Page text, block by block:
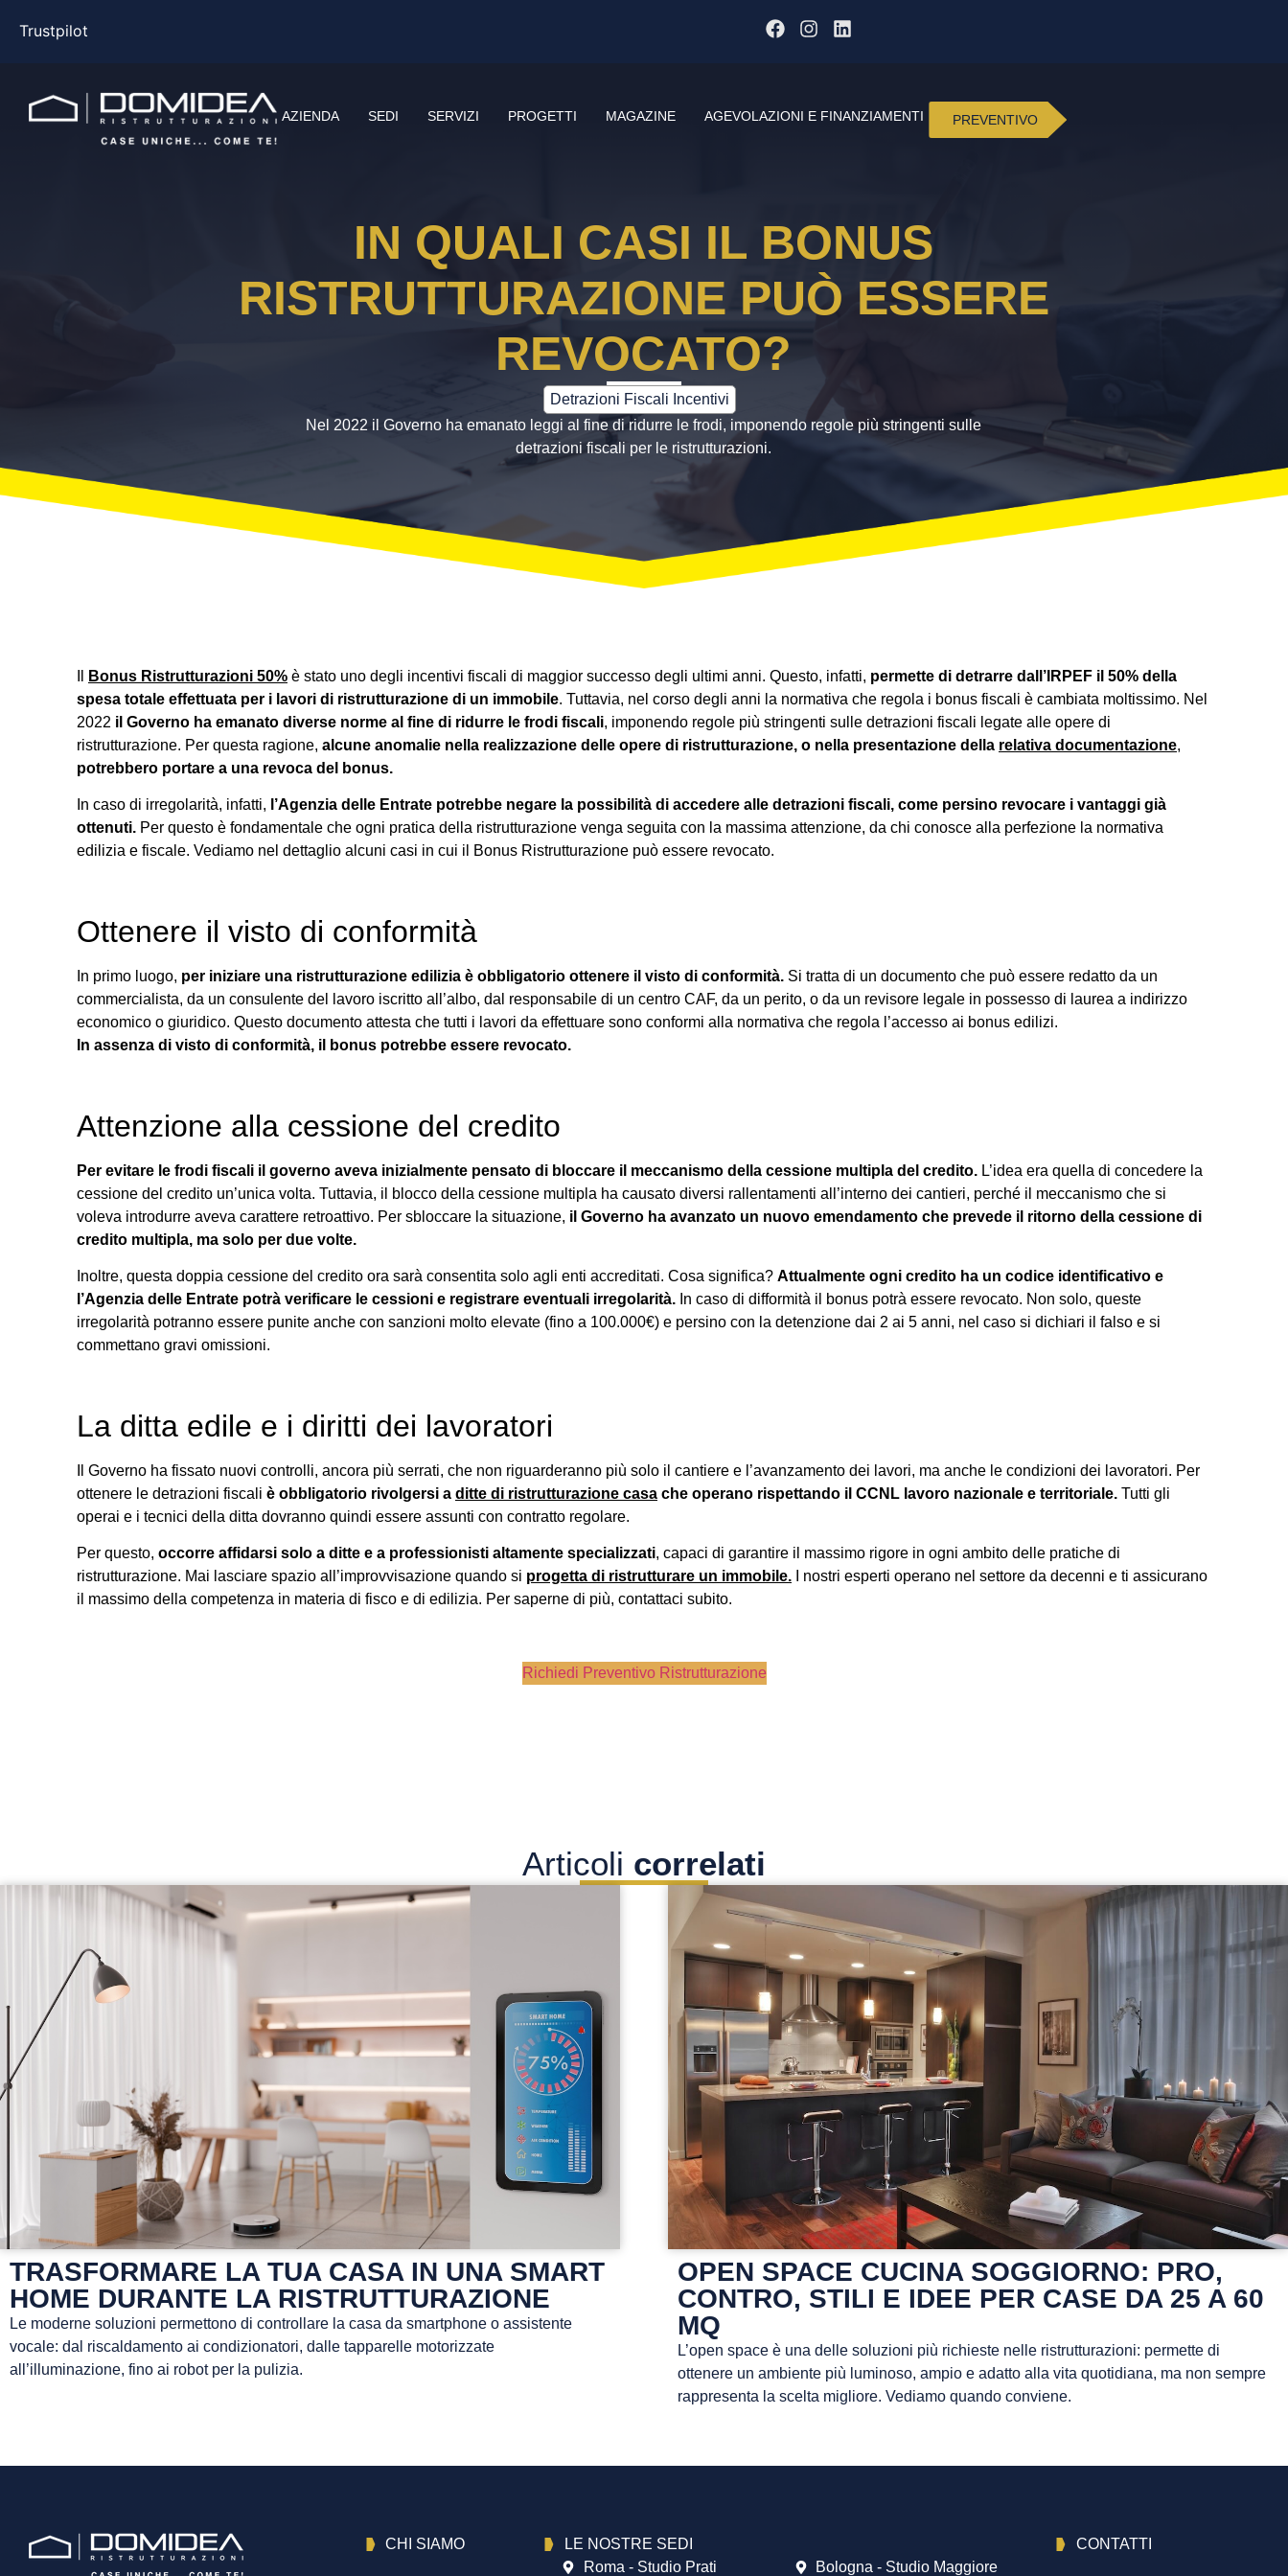
Trustpilot
AZIENDA SEDI SERVIZI PROGETTI MAGAZINE AGEVOLAZIONI E FINANZIAMENTI PREVENTIVO
IN QUALI CASI IL BONUS
RISTRUTTURAZIONE PUÒ ESSERE
REVOCATO?
Detrazioni Fiscali Incentivi
Nel 2022 il Governo ha emanato leggi al fine di ridurre le frodi, imponendo regole più stringenti sulle
detrazioni fiscali per le ristrutturazioni.
Bonus Ristrutturazioni 50% è stato uno degli incentivi fiscali di maggior successo degli ultimi anni. Questo, infatti, permette di detrarre dall’IRPEF il 50% della
spesa totale effettuata per i lavori di ristrutturazione di un immobile. Tuttavia, nel corso degli anni la normativa che regola i bonus fiscali è cambiata moltissimo. Nel
2022 il Governo ha emanato diverse norme al fine di ridurre le frodi fiscali, imponendo regole più stringenti sulle detrazioni fiscali legate alle opere di
ristrutturazione. Per questa ragione, alcune anomalie nella realizzazione delle opere di ristrutturazione, o nella presentazione della relativa documentazione,
potrebbero portare a una revoca del bonus.
In caso di irregolarità, infatti, l’Agenzia delle Entrate potrebbe negare la possibilità di accedere alle detrazioni fiscali, come persino revocare i vantaggi già
ottenuti. Per questo è fondamentale che ogni pratica della ristrutturazione venga seguita con la massima attenzione, da chi conosce alla perfezione la normativa
edilizia e fiscale. Vediamo nel dettaglio alcuni casi in cui il Bonus Ristrutturazione può essere revocato.
Ottenere il visto di conformità
In primo luogo, per iniziare una ristrutturazione edilizia è obbligatorio ottenere il visto di conformità. Si tratta di un documento che può essere redatto da un
commercialista, da un consulente del lavoro iscritto all’albo, dal responsabile di un centro CAF, da un perito, o da un revisore legale in possesso di laurea a indirizzo
economico o giuridico. Questo documento attesta che tutti i lavori da effettuare sono conformi alla normativa che regola l’accesso ai bonus edilizi.
In assenza di visto di conformità, il bonus potrebbe essere revocato.
Attenzione alla cessione del credito
Per evitare le frodi fiscali il governo aveva inizialmente pensato di bloccare il meccanismo della cessione multipla del credito. L’idea era quella di concedere la
cessione del credito un’unica volta. Tuttavia, il blocco della cessione multipla ha causato diversi rallentamenti all’interno dei cantieri, perché il meccanismo che si
voleva introdurre aveva carattere retroattivo. Per sbloccare la situazione, il Governo ha avanzato un nuovo emendamento che prevede il ritorno della cessione di
credito multipla, ma solo per due volte.
Inoltre, questa doppia cessione del credito ora sarà consentita solo agli enti accreditati. Cosa significa? Attualmente ogni credito ha un codice identificativo e
l’Agenzia delle Entrate potrà verificare le cessioni e registrare eventuali irregolarità. In caso di difformità il bonus potrà essere revocato. Non solo, queste
irregolarità potranno essere punite anche con sanzioni molto elevate (fino a 100.000€) e persino con la detenzione dai 2 ai 5 anni, nel caso si dichiari il falso e si
commettano gravi omissioni.
La ditta edile e i diritti dei lavoratori
Il Governo ha fissato nuovi controlli, ancora più serrati, che non riguarderanno più solo il cantiere e l’avanzamento dei lavori, ma anche le condizioni dei lavoratori. Per
ottenere le detrazioni fiscali è obbligatorio rivolgersi a ditte di ristrutturazione casa che operano rispettando il CCNL lavoro nazionale e territoriale. Tutti gli
operai e i tecnici della ditta dovranno quindi essere assunti con contratto regolare.
Per questo, occorre affidarsi solo a ditte e a professionisti altamente specializzati, capaci di garantire il massimo rigore in ogni ambito delle pratiche di
ristrutturazione. Mai lasciare spazio all’improvvisazione quando si progetta di ristrutturare un immobile. I nostri esperti operano nel settore da decenni e ti assicurano
il massimo della competenza in materia di fisco e di edilizia. Per saperne di più, contattaci subito.
Richiedi Preventivo Ristrutturazione
Articoli correlati
TRASFORMARE LA TUA CASA IN UNA SMART
HOME DURANTE LA RISTRUTTURAZIONE
Le moderne soluzioni permettono di controllare la casa da smartphone o assistente
vocale: dal riscaldamento ai condizionatori, dalle tapparelle motorizzate
all’illuminazione, fino ai robot per la pulizia.
OPEN SPACE CUCINA SOGGIORNO: PRO,
CONTRO, STILI E IDEE PER CASE DA 25 A 60
MQ
L’open space è una delle soluzioni più richieste nelle ristrutturazioni: permette di
ottenere un ambiente più luminoso, ampio e adatto alla vita quotidiana, ma non sempre
rappresenta la scelta migliore. Vediamo quando conviene.
CHI SIAMO
LE NOSTRE SEDI
Roma - Studio Prati
Bologna - Studio Maggiore
CONTATTI